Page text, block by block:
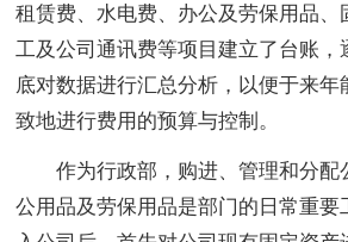
租赁费、水电费、办公及劳保用品、
工及公司通讯费等项目建立了台账，
底对数据进行汇总分析，以便于来年
致地进行费用的预算与控制。
作为行政部，购进、管理和分配
公用品及劳保用品是部门的日常重要